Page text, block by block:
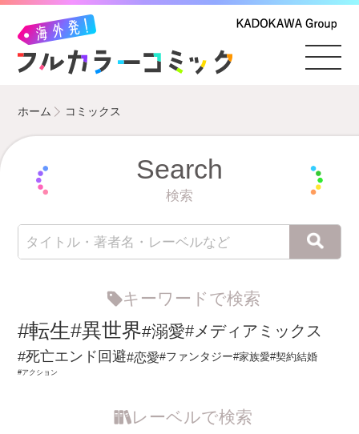
ホーム コミックス
Search
検索
キーワードで検索
#転生#異世界#溺愛#メディアミックス
#死亡エンド回避#恋愛#ファンタジー#家族愛#契約結婚
#アクション
レーベルで検索